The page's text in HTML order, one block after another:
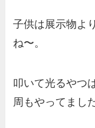
子供は展示物よ
ね〜。
叩いて光るやつ
周もやってまし